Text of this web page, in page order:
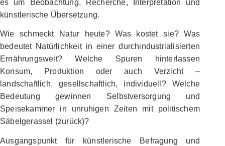
es um Beobachtung, Recherche, Interpretation und
künstlerische Übersetzung.
Wie schmeckt Natur heute? Was kostet sie? Was
bedeutet Natürlichkeit in einer durchindustrialisierten
Ernährungswelt? Welche Spuren hinterlassen
Konsum, Produktion oder auch Verzicht –
landschaftlich, gesellschaftlich, individuell? Welche
Bedeutung gewinnen Selbstversorgung und
Speisekammer in unruhigen Zeiten mit politischem
Säbelgerassel (zurück)?
Ausgangspunkt für künstlerische Befragung und